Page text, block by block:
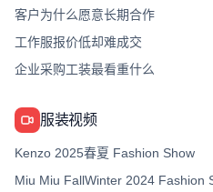
客户为什么愿意长期合作
工作服报价低却难成交
企业采购工装最看重什么
服装视频
Kenzo 2025春夏 Fashion Show
Miu Miu FallWinter 2024 Fashion